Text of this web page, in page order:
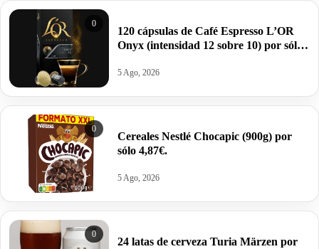
0
120 cápsulas de Café Espresso L’OR
Onyx (intensidad 12 sobre 10) por sólo
5 Ago, 2026
0
Cereales Nestlé Chocapic (900g) por
sólo 4,87€.
5 Ago, 2026
0
24 latas de cerveza Turia Märzen por